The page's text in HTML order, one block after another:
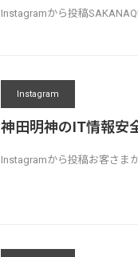
Instagramから投稿
Instagram
神田明神のIT情報安
Instagramから投稿お客さ